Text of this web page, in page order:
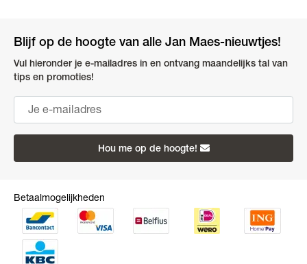
Blijf op de hoogte van alle Jan Maes-nieuwtjes!
Vul hieronder je e-mailadres in en ontvang maandelijks tal van
tips en promoties!
Hou me op de hoogte!
Betaalmogelijkheden